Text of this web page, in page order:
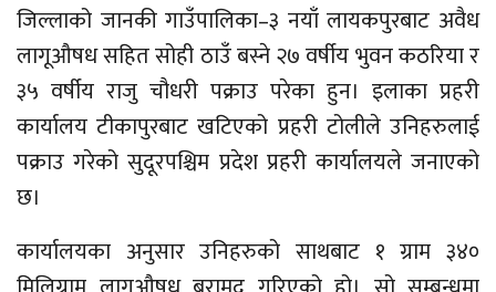
जिल्लाको जानकी गाउँपालिका–३ नयाँ लायकपुरबाट अवैध
लागूऔषध सहित सोही ठाउँ बस्ने २७ वर्षीय भुवन कठरिया र
३५ वर्षीय राजु चौधरी पक्राउ परेका हुन। इलाका प्रहरी
कार्यालय टीकापुरबाट खटिएको प्रहरी टोलीले उनिहरुलाई
पक्राउ गरेको सुदूरपश्चिम प्रदेश प्रहरी कार्यालयले जनाएको
छ।
कार्यालयका अनुसार उनिहरुको साथबाट १ ग्राम ३४०